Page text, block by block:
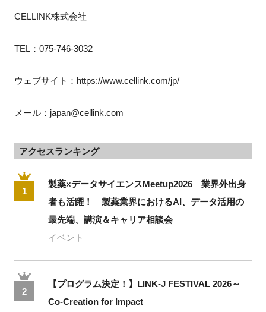
CELLINK株式会社
TEL：075-746-3032
ウェブサイト：https://www.cellink.com/jp/
メール：japan@cellink.com
アクセスランキング
1
製薬×データサイエンスMeetup2026 業界外出身
者も活躍！ 製薬業界におけるAI、データ活用の
最先端、講演＆キャリア相談会
イベント
2
【プログラム決定！】LINK-J FESTIVAL 2026～
Co-Creation for Impact